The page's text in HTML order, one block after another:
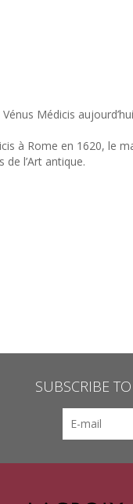
Médicis
à Rome en 1620, le
de l’Art antique.
SUBSCRIBE